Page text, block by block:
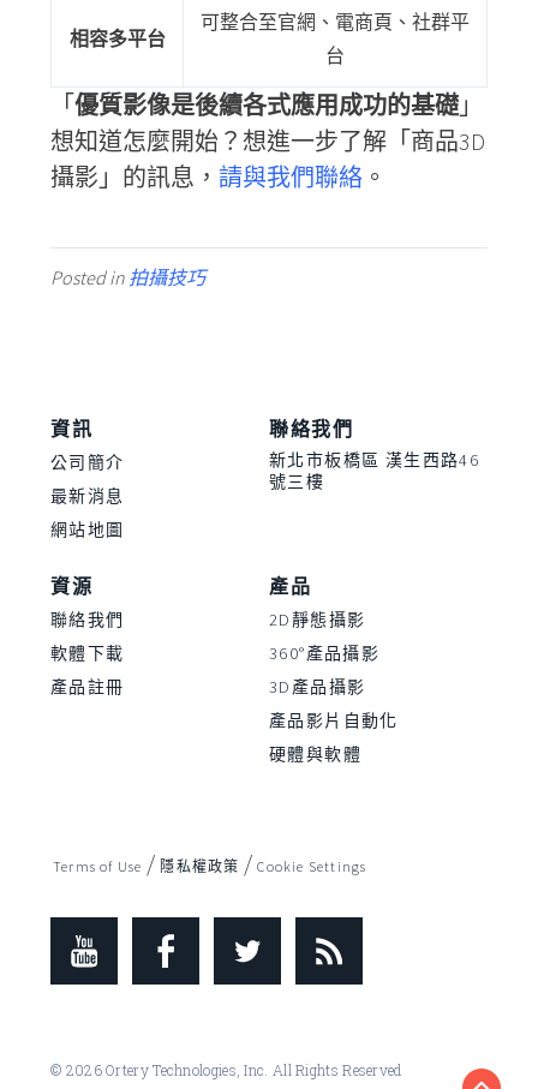
相容多平台
可整合至官網、電商頁、社群平
台
「優質影像是後續各式應用成功的基礎」
想知道怎麼開始？想進一步了解「商品3D
攝影」的訊息， 請與我們聯絡 。
Posted in 拍攝技巧
資訊
公司簡介
最新消息
網站地圖
聯絡我們
新北市板橋區 漢生西路46
號三樓
資源
聯絡我們
軟體下載
產品註冊
產品
2D靜態攝影
360°產品攝影
3D產品攝影
產品影片自動化
硬體與軟體
Terms of Use / 隱私權政策 / Cookie Settings
© 2026 Ortery Technologies, Inc. All Rights Reserved